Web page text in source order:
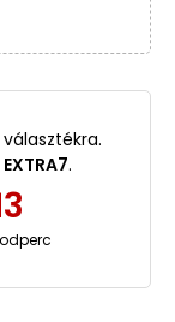
EXTRA7.